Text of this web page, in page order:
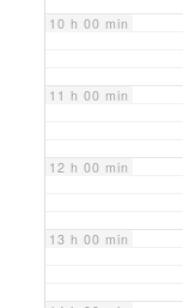
10 h 00 min
11 h 00 min
12 h 00 min
13 h 00 min